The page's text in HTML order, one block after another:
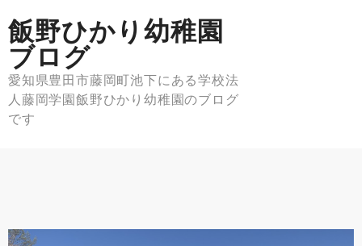
to
content
飯野ひかり幼稚園
ブログ
愛知県豊田市藤岡町池下にある学校法
人藤岡学園飯野ひかり幼稚園のブログ
です